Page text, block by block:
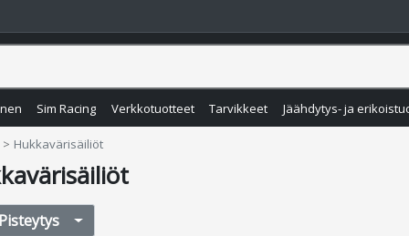
Sim Racing Verkkotuotteet Tarvikkeet Jäähdytys- ja
Hukkavärisäiliöt
Pisteytys